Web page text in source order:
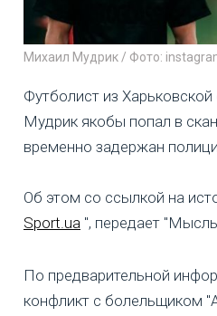
Михаил Мудрик / Фото:
Футболист из
Мудрик якобы попал в
временно задержан
Об этом со ссылкой на
Sport.ua ", передает
По предварительной
конфликт с болельщиком